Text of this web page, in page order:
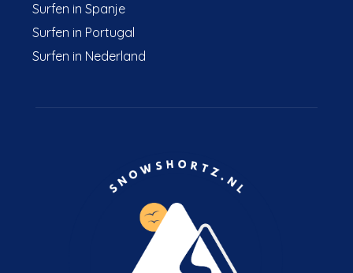
Surfen in Spanje
Surfen in Portugal
Surfen in Nederland